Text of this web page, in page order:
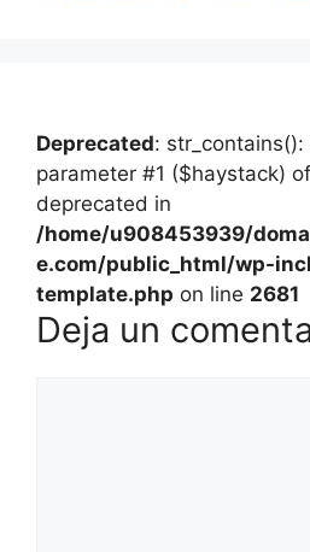
Deprecated:
parameter #1 ($haystack)
deprecated in
/home/u908453939/
e.com/public_html/wp-
template.php on line 2681
Deja un